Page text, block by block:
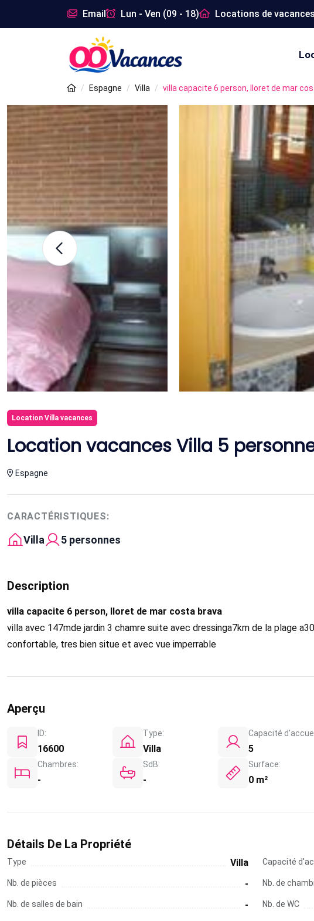
Email Lun - Ven (09 - 18) Locations de vacances
Espagne Villa villa capacite 6 person, lloret de mar
Location Villa vacances
Location vacances Villa 5
Espagne
CARACTÉRISTIQUES:
Villa 5 personnes
Description
villa capacite 6 person, lloret de mar costa brava
villa avec 147mde jardin 3 chamre suite avec dressinga7km de la plage
confortable, tres bien situe et avec vue imperrable
Aperçu
ID:
16600
Type:
Villa
Capacité
5
Chambres:
-
SdB:
-
Surface:
0 m²
Détails De La Propriété
Type Villa Capacité
Nb. de pièces - Nb. de
Nb. de salles de bain - Nb. de WC